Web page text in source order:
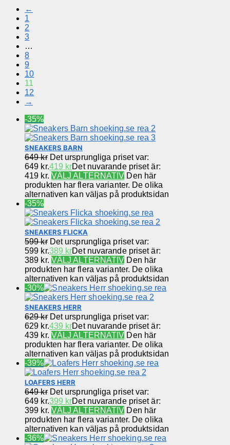
←
1
2
3
…
8
9
10
11
12
→
-35%
SNEAKERS BARN
649kr Det ursprungliga priset var:
649 kr.419 krDet nuvarande priset är:
419 kr. VÄLJ ALTERNATIV Den här
produkten har flera varianter. De olika
alternativen kan väljas på produktsidan
-35%
SNEAKERS FLICKA
599kr Det ursprungliga priset var:
599 kr.389 krDet nuvarande priset är:
389 kr. VÄLJ ALTERNATIV Den här
produkten har flera varianter. De olika
alternativen kan väljas på produktsidan
-30%
SNEAKERS HERR
629kr Det ursprungliga priset var:
629 kr.439 krDet nuvarande priset är:
439 kr. VÄLJ ALTERNATIV Den här
produkten har flera varianter. De olika
alternativen kan väljas på produktsidan
-39%
LOAFERS HERR
649kr Det ursprungliga priset var:
649 kr.399 krDet nuvarande priset är:
399 kr. VÄLJ ALTERNATIV Den här
produkten har flera varianter. De olika
alternativen kan väljas på produktsidan
-36%